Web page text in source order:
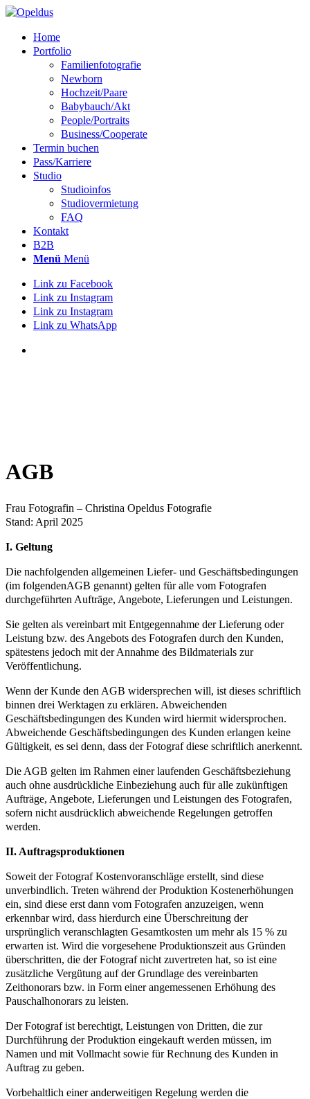
Home
Portfolio
Familienfotografie
Newborn
Hochzeit/Paare
Babybauch/Akt
People/Portraits
Business/Cooperate
Termin buchen
Pass/Karriere
Studio
Studioinfos
Studiovermietung
FAQ
Kontakt
B2B
Menü Menü
Link zu Facebook
Link zu Instagram
Link zu Instagram
Link zu WhatsApp
AGB
Frau Fotografin – Christina Opeldus Fotografie
Stand: April 2025
I. Geltung
Die nachfolgenden allgemeinen Liefer- und Geschäftsbedingungen
(im folgendenAGB genannt) gelten für alle vom Fotografen
durchgeführten Aufträge, Angebote, Lieferungen und Leistungen.
Sie gelten als vereinbart mit Entgegennahme der Lieferung oder
Leistung bzw. des Angebots des Fotografen durch den Kunden,
spätestens jedoch mit der Annahme des Bildmaterials zur
Veröffentlichung.
Wenn der Kunde den AGB widersprechen will, ist dieses schriftlich
binnen drei Werktagen zu erklären. Abweichenden
Geschäftsbedingungen des Kunden wird hiermit widersprochen.
Abweichende Geschäftsbedingungen des Kunden erlangen keine
Gültigkeit, es sei denn, dass der Fotograf diese schriftlich anerkennt.
Die AGB gelten im Rahmen einer laufenden Geschäftsbeziehung
auch ohne ausdrückliche Einbeziehung auch für alle zukünftigen
Aufträge, Angebote, Lieferungen und Leistungen des Fotografen,
sofern nicht ausdrücklich abweichende Regelungen getroffen
werden.
II. Auftragsproduktionen
Soweit der Fotograf Kostenvoranschläge erstellt, sind diese
unverbindlich. Treten während der Produktion Kostenerhöhungen
ein, sind diese erst dann vom Fotografen anzuzeigen, wenn
erkennbar wird, dass hierdurch eine Überschreitung der
ursprünglich veranschlagten Gesamtkosten um mehr als 15 % zu
erwarten ist. Wird die vorgesehene Produktionszeit aus Gründen
überschritten, die der Fotograf nicht zuvertreten hat, so ist eine
zusätzliche Vergütung auf der Grundlage des vereinbarten
Zeithonorars bzw. in Form einer angemessenen Erhöhung des
Pauschalhonorars zu leisten.
Der Fotograf ist berechtigt, Leistungen von Dritten, die zur
Durchführung der Produktion eingekauft werden müssen, im
Namen und mit Vollmacht sowie für Rechnung des Kunden in
Auftrag zu geben.
Vorbehaltlich einer anderweitigen Regelung werden die